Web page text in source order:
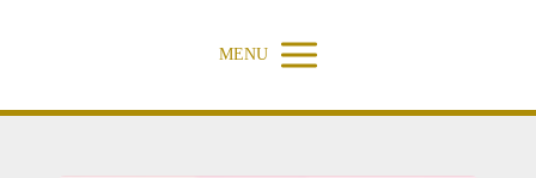
MENU